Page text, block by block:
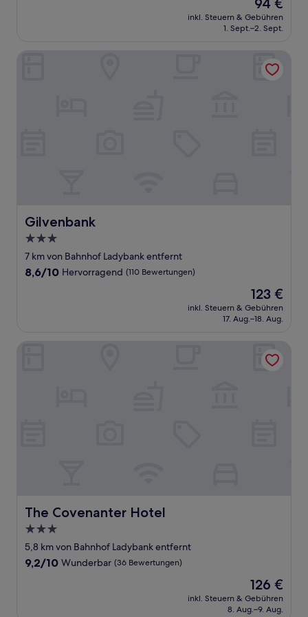
Bewertungen)
Preis
beträgt
94 €
inkl. Steuern & Gebühren
1. Sept.–2. Sept.
Gilvenbank
Gilvenbank
3.0-
Sterne-
Unterkunft
7 km von Bahnhof Ladybank entfernt
8.6
8,6/10 Hervorragend (110 Bewertungen)
Der
Preis
beträgt
123 €
inkl. Steuern & Gebühren
17. Aug.–18. Aug.
The Covenanter Hotel
The Covenanter Hotel
3.0-
Sterne-
Unterkunft
5,8 km von Bahnhof Ladybank entfernt
9.2
9,2/10 Wunderbar (36 Bewertungen)
Der
Preis
beträgt
126 €
inkl. Steuern & Gebühren
8. Aug.–9. Aug.